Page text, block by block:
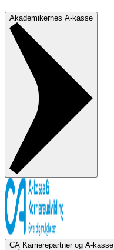
Akademikernes A-kasse
CA Karrierepartner og A-kasse